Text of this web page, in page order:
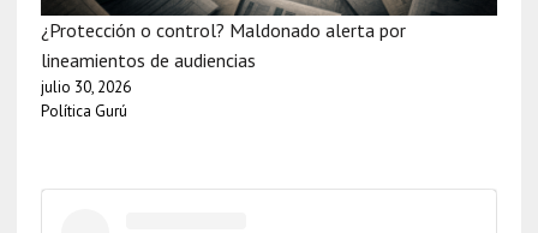
¿Protección o control? Maldonado alerta por
lineamientos de audiencias
julio 30, 2026
Política Gurú